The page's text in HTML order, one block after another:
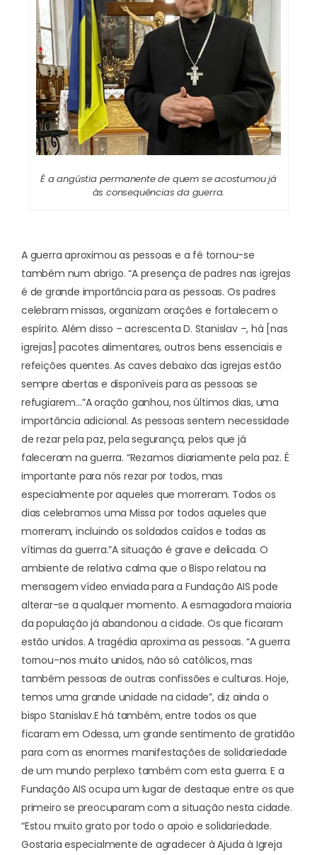
É a angústia permanente de quem se acostumou já
às consequências da guerra.
A guerra aproximou as pessoas e a fé tornou-se
também num abrigo. “A presença de padres nas igrejas
é de grande importância para as pessoas. Os padres
celebram missas, organizam orações e fortalecem o
espírito. Além disso – acrescenta D. Stanislav –, há [nas
igrejas] pacotes alimentares, outros bens essenciais e
refeições quentes. As caves debaixo das igrejas estão
sempre abertas e disponíveis para as pessoas se
refugiarem…”A oração ganhou, nos últimos dias, uma
importância adicional. As pessoas sentem necessidade
de rezar pela paz, pela segurança, pelos que já
faleceram na guerra. “Rezamos diariamente pela paz. É
importante para nós rezar por todos, mas
especialmente por aqueles que morreram. Todos os
dias celebramos uma Missa por todos aqueles que
morreram, incluindo os soldados caídos e todas as
vítimas da guerra.”A situação é grave e delicada. O
ambiente de relativa calma que o Bispo relatou na
mensagem vídeo enviada para a Fundação AIS pode
alterar-se a qualquer momento. A esmagadora maioria
da população já abandonou a cidade. Os que ficaram
estão unidos. A tragédia aproxima as pessoas. “A guerra
tornou-nos muito unidos, não só católicos, mas
também pessoas de outras confissões e culturas. Hoje,
temos uma grande unidade na cidade”, diz ainda o
bispo Stanislav.E há também, entre todos os que
ficaram em Odessa, um grande sentimento de gratidão
para com as enormes manifestações de solidariedade
de um mundo perplexo também com esta guerra. E a
Fundação AIS ocupa um lugar de destaque entre os que
primeiro se preocuparam com a situação nesta cidade.
“Estou muito grato por todo o apoio e solidariedade.
Gostaria especialmente de agradecer à Ajuda à Igreja